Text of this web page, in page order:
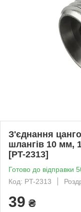
З'єднання
шлангів 10 мм,
[PT-2313]
Готово до відправки
Код: PT-2313
39 ₴